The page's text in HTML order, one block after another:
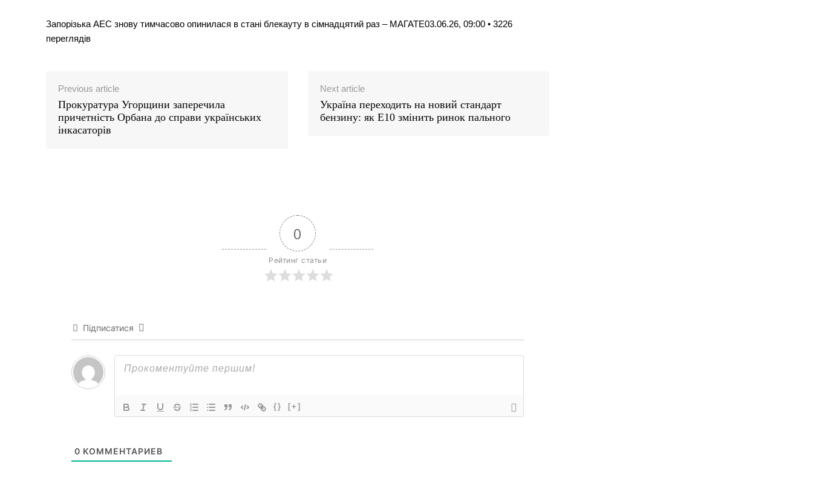
Запорізька АЕС знову тимчасово опинилася в стані блекауту в сімнадцятий раз – МАГАТЕ03.06.26, 09:00 • 3226
переглядiв
Previous article
Прокуратура Угорщини заперечила
причетність Орбана до справи українських
інкасаторів
Next article
Україна переходить на новий стандарт
бензину: як Е10 змінить ринок пального
0
Рейтинг статьи
Підписатися
{} [+]
0 КОММЕНТАРИЕВ